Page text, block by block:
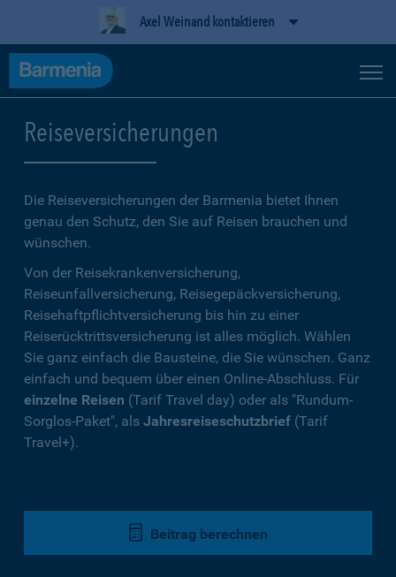
Axel Weinand kontaktieren
Reiseversicherungen
Die Reiseversicherungen der Barmenia bietet Ihnen
genau den Schutz, den Sie auf Reisen brauchen und
wünschen.
Von der Reisekrankenversicherung,
Reiseunfallversicherung, Reisegepäckversicherung,
Reisehaftpflichtversicherung bis hin zu einer
Reiserücktrittsversicherung ist alles möglich. Wählen
Sie ganz einfach die Bausteine, die Sie wünschen. Ganz
einfach und bequem über einen Online-Abschluss. Für
einzelne Reisen (Tarif Travel day) oder als "Rundum-
Sorglos-Paket", als Jahresreiseschutzbrief (Tarif
Travel+).
Beitrag berechnen